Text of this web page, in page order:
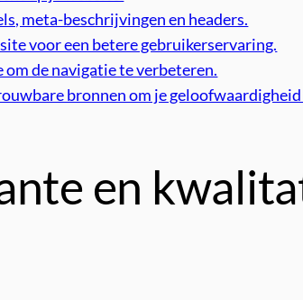
meta-beschrijvingen en headers.
voor een betere gebruikerservaring.
de navigatie te verbeteren.
bronnen om je
en